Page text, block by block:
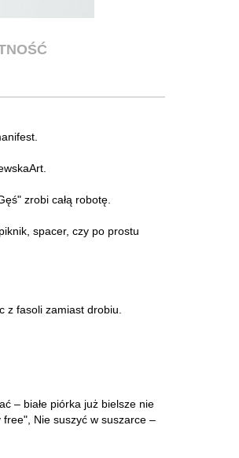
zrobi całą robotę.
spacer, czy po prostu
z fasoli zamiast drobiu.
– białe piórka już bielsze nie
Nie suszyć w suszarce –